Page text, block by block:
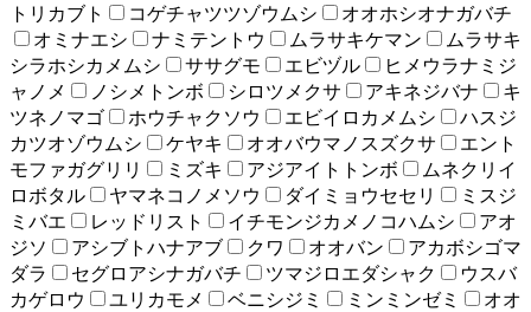
トリカブト
コゲチャツツゾウムシ
オオホシオナガバチ
オミナエシ
ナミテントウ ムラサキケマン
ムラサキ
シラホシカメムシ
ササグモ エビヅル
ヒメウラナミジ
ャノメ
ノシメトンボ シロツメクサ アキネジバナ
キ
ツネノマゴ
ホウチャクソウ エビイロカメムシ
ハスジ
カツオゾウムシ
ケヤキ オオバウマノスズクサ
エント
モファガグリリ
ミズキ アジアイトトンボ
ムネクリイ
ロボタル
ヤマネコノメソウ ダイミョウセセリ
ミスジ
ミバエ
レッドリスト イチモンジカメノコハムシ
アオ
ジソ
アシブトハナアブ クワ オオバン
アカボシゴマ
ダラ
セグロアシナガバチ ツマジロエダシャク
ウスバ
カゲロウ
ユリカモメ ベニシジミ ミンミンゼミ
オオ